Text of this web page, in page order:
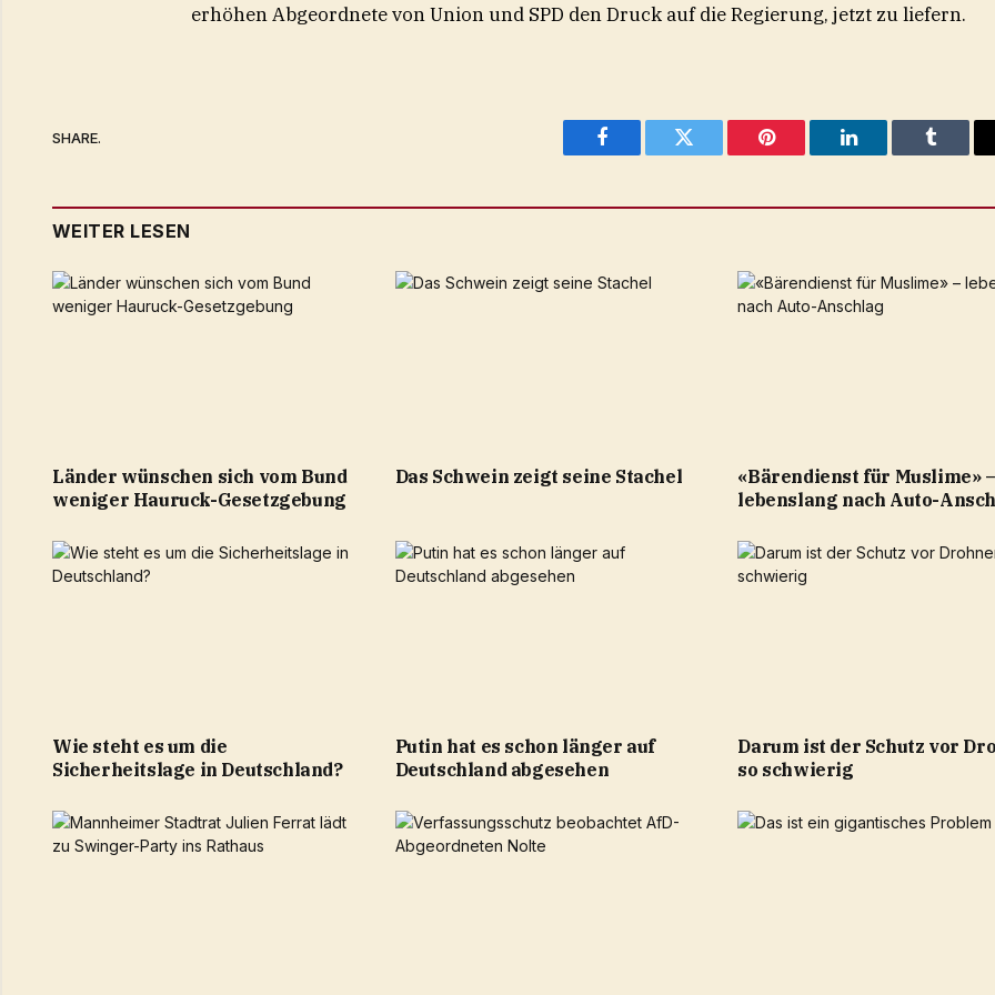
erhöhen Abgeordnete von Union und SPD den Druck auf die Regierung, jetzt zu liefern.
SHARE.
Facebook Twitter Pinterest LinkedIn Tumblr
WEITER LESEN
Länder wünschen sich vom Bund
weniger Hauruck-Gesetzgebung
Das Schwein zeigt seine Stachel
«Bärendienst für Muslime» –
lebenslang nach Auto-
Wie steht es um die
Sicherheitslage in Deutschland?
Putin hat es schon länger auf
Deutschland abgesehen
Darum ist der Schutz vor
so schwierig